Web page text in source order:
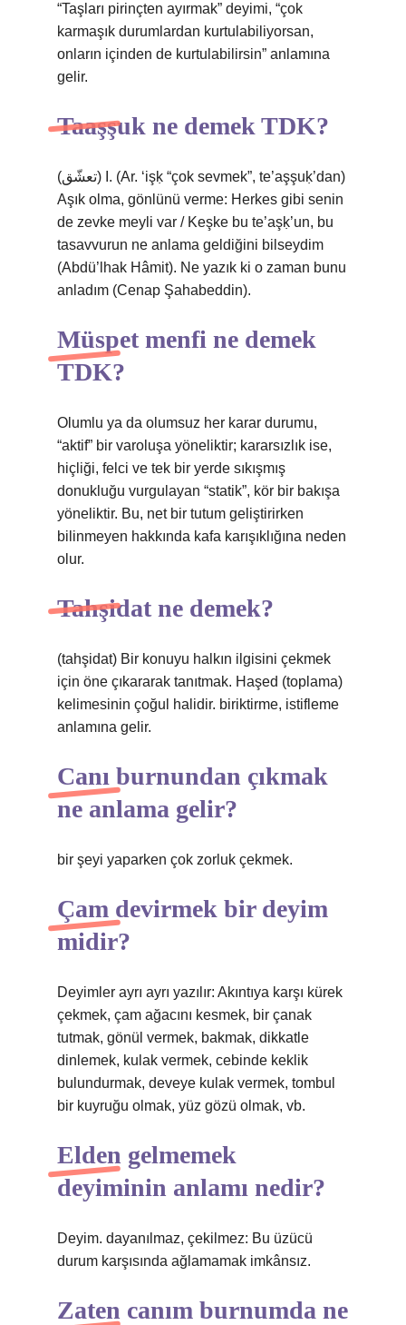
“Taşları pirinçten ayırmak” deyimi, “çok
karmaşık durumlardan kurtulabiliyorsan,
onların içinden de kurtulabilirsin” anlamına
gelir.
Taaşşuk ne demek TDK?
(ﺗﻌﺸّﻖ) I. (Ar. ‘işḳ “çok sevmek”, te’aşşuḳ’dan)
Aşık olma, gönlünü verme: Herkes gibi senin
de zevke meyli var / Keşke bu te’aşḳ’un, bu
tasavvurun ne anlama geldiğini bilseydim
(Abdü’lhak Hâmit). Ne yazık ki o zaman bunu
anladım (Cenap Şahabeddin).
Müspet menfi ne demek
TDK?
Olumlu ya da olumsuz her karar durumu,
“aktif” bir varoluşa yöneliktir; kararsızlık ise,
hiçliği, felci ve tek bir yerde sıkışmış
donukluğu vurgulayan “statik”, kör bir bakışa
yöneliktir. Bu, net bir tutum geliştirirken
bilinmeyen hakkında kafa karışıklığına neden
olur.
Tahşidat ne demek?
(tahşidat) Bir konuyu halkın ilgisini çekmek
için öne çıkararak tanıtmak. Haşed (toplama)
kelimesinin çoğul halidir. biriktirme, istifleme
anlamına gelir.
Canı burnundan çıkmak
ne anlama gelir?
bir şeyi yaparken çok zorluk çekmek.
Çam devirmek bir deyim
midir?
Deyimler ayrı ayrı yazılır: Akıntıya karşı kürek
çekmek, çam ağacını kesmek, bir çanak
tutmak, gönül vermek, bakmak, dikkatle
dinlemek, kulak vermek, cebinde keklik
bulundurmak, deveye kulak vermek, tombul
bir kuyruğu olmak, yüz gözü olmak, vb.
Elden gelmemek
deyiminin anlamı nedir?
Deyim. dayanılmaz, çekilmez: Bu üzücü
durum karşısında ağlamamak imkânsız.
Zaten canım burnumda ne